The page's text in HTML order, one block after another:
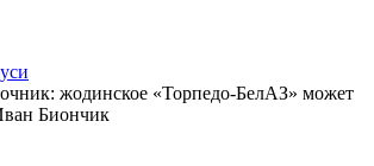
жодинское «Торпедо-БелАЗ» может
Биончик